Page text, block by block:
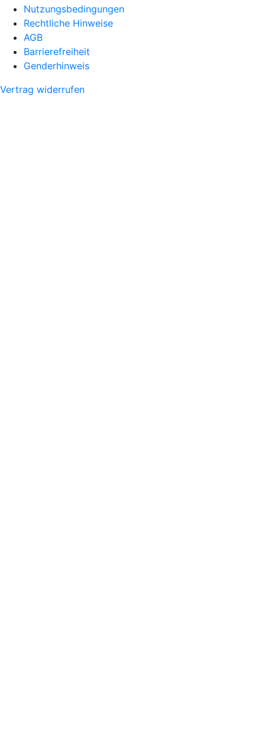
Nutzungsbedingungen
Rechtliche Hinweise
AGB
Barrierefreiheit
Genderhinweis
Vertrag widerrufen